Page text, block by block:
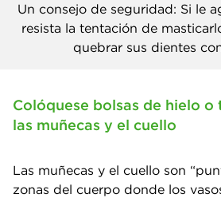
Un consejo de seguridad: Si le
resista la tentación de
quebrar sus dientes
Colóquese bolsas de hielo o
las muñecas y el cuello
Las muñecas y el cuello son
zonas del cuerpo donde los